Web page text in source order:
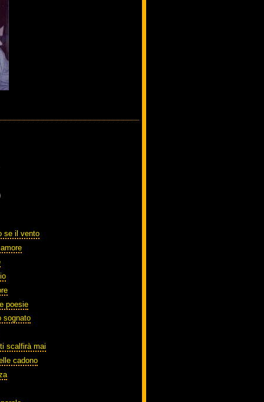
se il vento
poesie
sognato
ti scalfirà mai
cadono